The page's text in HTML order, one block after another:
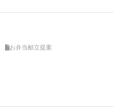
お弁当献立提案